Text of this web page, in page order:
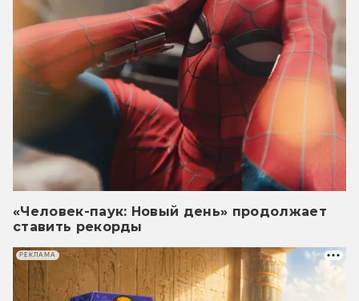
«Человек-паук: Новый день» продолжает
ставить рекорды
РЕКЛАМА